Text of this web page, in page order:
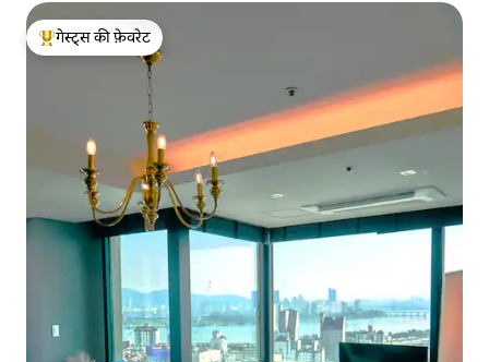
गेस्ट्स का टॉप फ़ेवरेट
गेस्ट्स की फ़ेवरेट